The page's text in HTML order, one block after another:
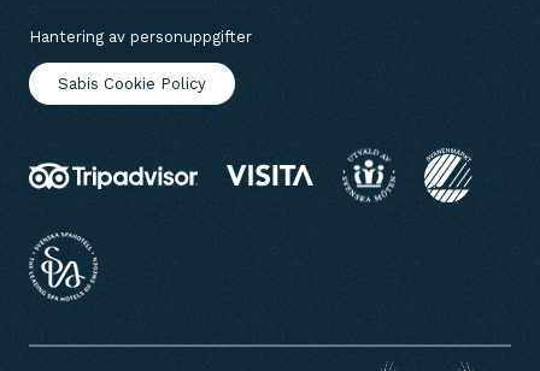
Hantering av personuppgifter
Sabis Cookie Policy